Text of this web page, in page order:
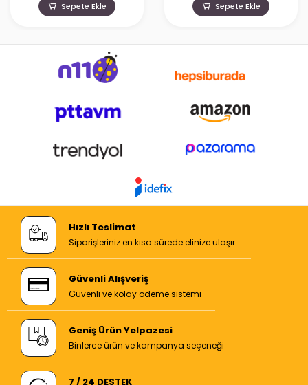
Sepete Ekle Sepete Ekle
Hızlı Teslimat
Siparişleriniz en kısa sürede elinize ulaşır.
Güvenli Alışveriş
Güvenli ve kolay ödeme sistemi
Geniş Ürün Yelpazesi
Binlerce ürün ve kampanya seçeneği
7 / 24 DESTEK